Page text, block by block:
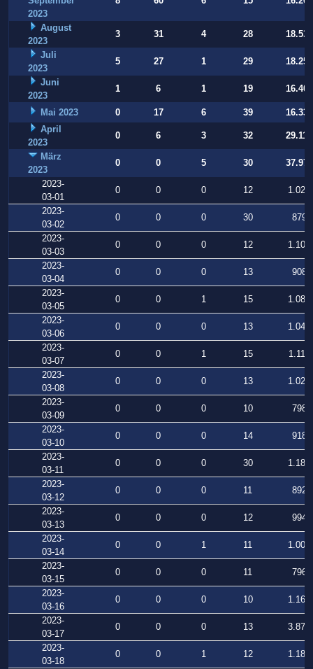
2023
August
2023
3 31 4 28
18.531
Juli
2023
5 27 1 29
18.252
Juni
2023
1 6 1 19 16.409
Mai 2023 0 17 6 39
16.331
April
2023
0 6 3 32
29.112
März
2023
0 0 5 30
37.973
2023-
03-01
0 0 0 12
1.025
2023-
03-02
0 0 0 30
879
2023-
03-03
0 0 0 12
1.106
2023-
03-04
0 0 0 13
908
2023-
03-05
0 0 1 15
1.080
2023-
03-06
0 0 0 13
1.042
2023-
03-07
0 0 1 15
1.111
2023-
03-08
0 0 0 13
1.023
2023-
03-09
0 0 0 10
798
2023-
03-10
0 0 0 14
918
2023-
03-11
0 0 0 30
1.181
2023-
03-12
0 0 0 11
892
2023-
03-13
0 0 0 12
994
2023-
03-14
0 0 1 11
1.007
2023-
03-15
0 0 0 11
796
2023-
03-16
0 0 0 10
1.164
2023-
03-17
0 0 0 13
3.871
2023-
03-18
0 0 1 12
1.183